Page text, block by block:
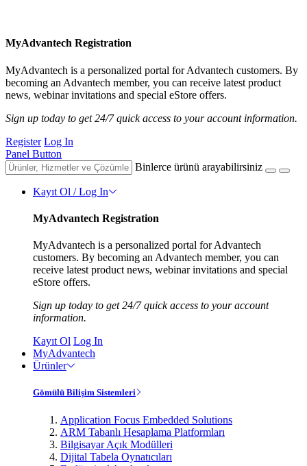
MyAdvantech Registration
MyAdvantech is a personalized portal for Advantech customers. By
becoming an Advantech member, you can receive latest product
news, webinar invitations and special eStore offers.
Sign up today to get 24/7 quick access to your account information.
Register Log In
Panel Button
Binlerce ürünü arayabilirsiniz
Kayıt Ol / Log In
MyAdvantech Registration
MyAdvantech is a personalized portal for Advantech
customers. By becoming an Advantech member, you can
receive latest product news, webinar invitations and special
eStore offers.
Sign up today to get 24/7 quick access to your account
information.
Kayıt Ol Log In
MyAdvantech
Ürünler
Gömülü Bilişim Sistemleri
Application Focus Embedded Solutions
ARM Tabanlı Hesaplama Platformları
Bilgisayar Açık Modülleri
Dijital Tabela Oynatıcıları